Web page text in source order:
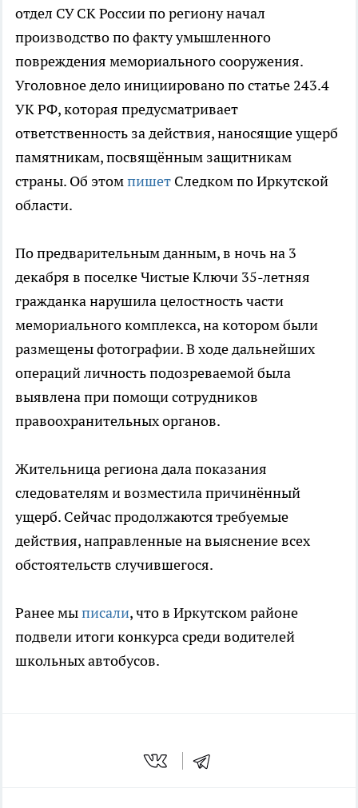
отдел СУ СК России по региону начал
производство по факту умышленного
повреждения мемориального сооружения.
Уголовное дело инициировано по статье 243.4
УК РФ, которая предусматривает
ответственность за действия, наносящие ущерб
памятникам, посвящённым защитникам
страны. Об этомпишет Следком по Иркутской
области.
По предварительным данным, в ночь на 3
декабря в поселке Чистые Ключи 35-летняя
гражданка нарушила целостность части
мемориального комплекса, на котором были
размещены фотографии. В ходе дальнейших
операций личность подозреваемой была
выявлена при помощи сотрудников
правоохранительных органов.
Жительница региона дала показания
следователям и возместила причинённый
ущерб. Сейчас продолжаются требуемые
действия, направленные на выяснение всех
обстоятельств случившегося.
Ранее мыписали, что в Иркутском районе
подвели итоги конкурса среди водителей
школьных автобусов.